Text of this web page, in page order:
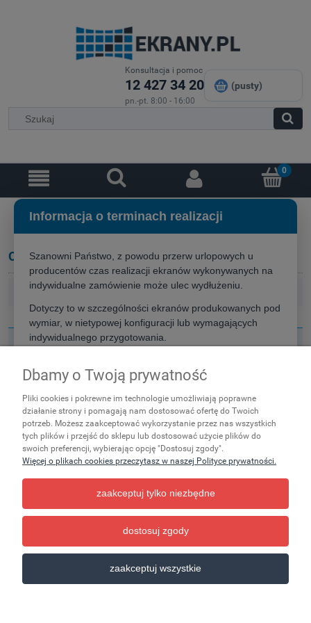
Konsultacja i pomoc
12 427 34 20
pn.-pt. 8:00 - 16:00
(pusty)
Opcje przeglądania
Kategorie: Nagłośnienie 5.1
Nie znaleziono produktów spełniających podane kryteria.
Zakupy
Ważne
Pomoc
Moje konto
Informacje
Informacja o terminach realizacji
Szanowni Państwo, z powodu przerw urlopowych u
producentów czas realizacji ekranów wykonywanych na
indywidualne zamówienie może ulec wydłużeniu.
Dotyczy to w szczególności ekranów produkowanych pod
wymiar, w nietypowej konfiguracji lub wymagających
indywidualnego przygotowania.
naszym doradcą w celu potwierdzenia aktualnego
Rozumiem
Dbamy o Twoją prywatność
Pliki cookies i pokrewne im technologie umożliwiają poprawne
działanie strony i pomagają nam dostosować ofertę do Twoich
potrzeb. Możesz zaakceptować wykorzystanie przez nas wszystkich
tych plików i przejść do sklepu lub dostosować użycie plików do
swoich preferencji, wybierając opcję "Dostosuj zgody".
Więcej o plikach cookies przeczytasz w naszej Polityce prywatności.
zaakceptuj tylko niezbędne
dostosuj zgody
zaakceptuj wszystkie